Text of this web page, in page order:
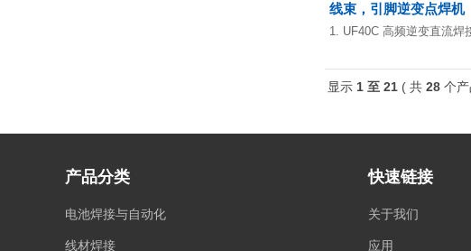
线束，引脚逆变点焊机
1. UF40C 高频逆变直流焊
显示 1 至 21 ( 共 28 个
产品分类
电池焊接与自动化
线材焊接
快速链接
关于我们
应用